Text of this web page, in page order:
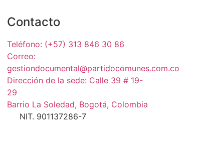
Contacto
Teléfono: (+57) 313 846 30 86
Correo:
gestiondocumental@partidocomunes.com.co
Dirección de la sede: Calle 39 # 19-
29
Barrio La Soledad, Bogotá, Colombia
NIT. 901137286-7